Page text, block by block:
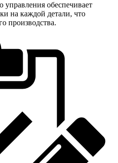
управления обеспечивает
на каждой детали, что
производства.